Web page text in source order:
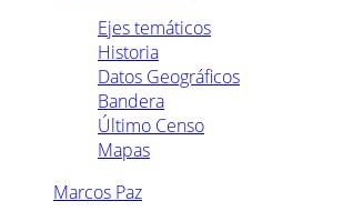
Ejes temáticos
Historia
Datos Geográficos
Bandera
Último Censo
Mapas
Marcos Paz